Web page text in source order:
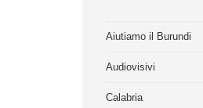
Aiutiamo il Burundi
Audiovisivi
Calabria